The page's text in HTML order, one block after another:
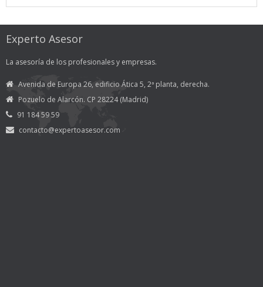
Experto Asesor
La asesoría de los profesionales y empresas.
Avenida de Europa 26, edificio Ática 5, 2ª planta, derecha.
Pozuelo de Alarcón. CP 28224 (Madrid)
91 184 59 59
contacto@expertoasesor.com